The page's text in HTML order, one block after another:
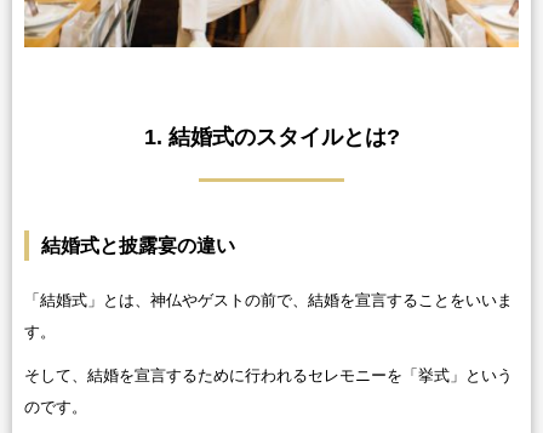
1. 結婚式のスタイルとは?
結婚式と披露宴の違い
「結婚式」とは、神仏やゲストの前で、結婚を宣言することをいいま
す。
そして、結婚を宣言するために行われるセレモニーを「挙式」という
のです。